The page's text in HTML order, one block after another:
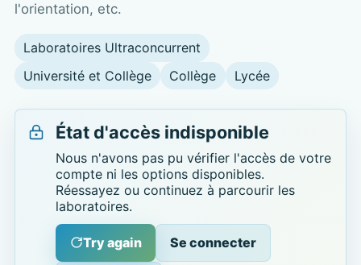
l'orientation, etc.
Laboratoires Ultraconcurrent
Université et Collège
Collège Lycée
État d'accès indisponible
Nous n'avons pas pu vérifier l'accès de votre
compte ni les options disponibles.
Réessayez ou continuez à parcourir les
laboratoires.
Try again Se connecter